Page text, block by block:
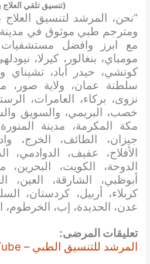
(تنسيق تلقي العلاج
“نحن، المرشد لتنسيق
ومترجم طبي موثوق في مدينة
مع ابرز وافضل مستشفيات
مومباي، بنغالور، كيرلا،
كوتشي، حيدر أباد،
سلطنة عمان، ولاية صور،
نزوى، بركاء، العامرات،
خصب، البريمي، والسويق
مكة المكرمة، مدينة
جيزان، الطائف، الخرج،
الأفلاج، عفيف، الدوادمي،
الدوحة، الكويت، البحرين،
أبوظبي، الشارقة، العين،
كربلاء، أربيل، كردستان،
عدن، الحديدة، إب، الخرطوم،
تعليقات المرضى:
المرشد للتنسيق الطبي – YouTube